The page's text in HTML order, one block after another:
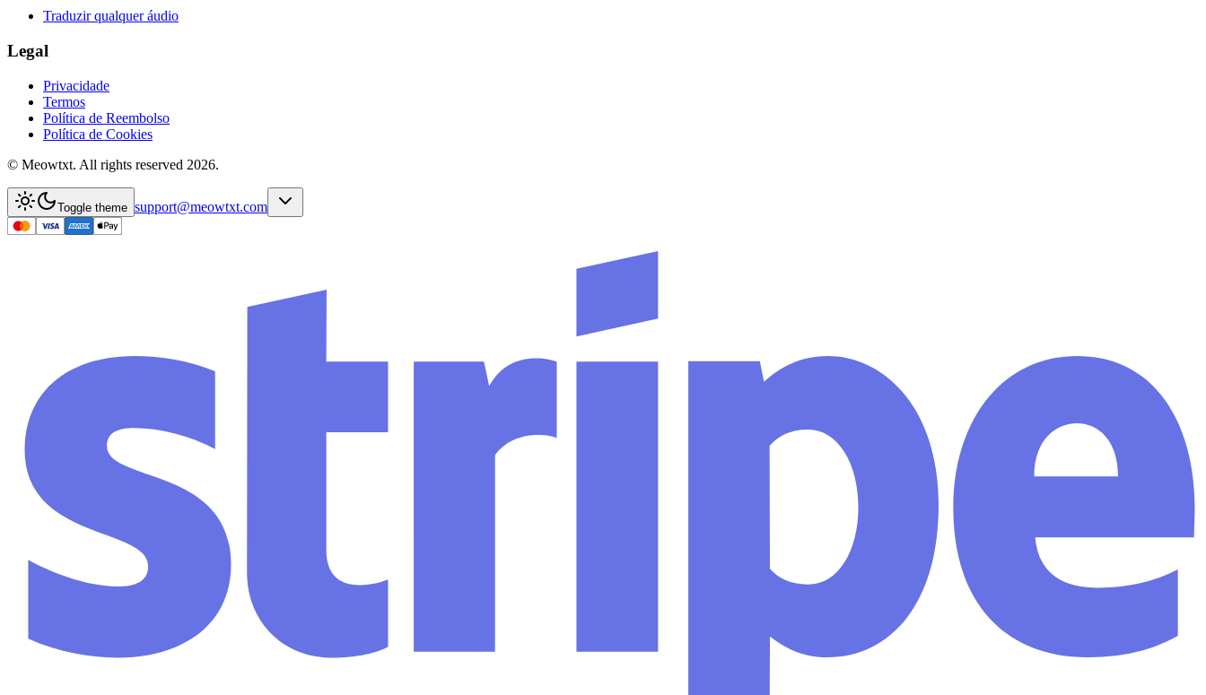
Traduzir qualquer áudio
Legal
Privacidade
Termos
Política de Reembolso
Política de Cookies
© Meowtxt. All rights reserved 2026.
Toggle theme support@meowtxt.com